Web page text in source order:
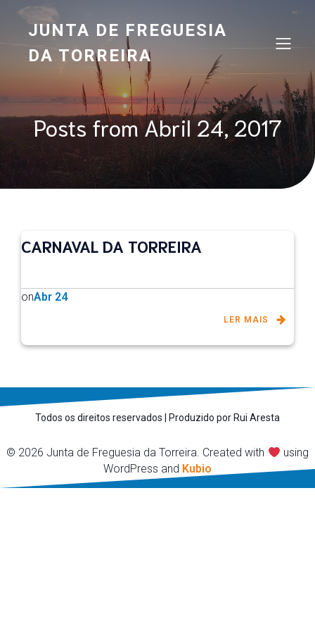
JUNTA DE FREGUESIA
DA TORREIRA
Posts from Abril 24, 2017
CARNAVAL DA TORREIRA
onAbr 24
LER MAIS
Todos os direitos reservados | Produzido por Rui Aresta
© 2026 Junta de Freguesia da Torreira. Created with
using
WordPress and Kubio